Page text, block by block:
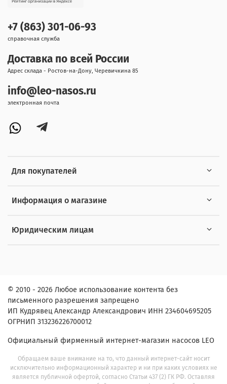
Для покупателей
Информация о магазине
Юридическим лицам
+7 (863) 301-06-93
справочная служба
Доставка по всей России
Адрес склада - Ростов-на-Дону, Черевичкина 85
info@leo-nasos.ru
электронная почта
© 2010 - 2026 Любое использование контента без
письменного разрешения запрещено
ИП Кудрявец Александр Александрович ИНН 234604695205
ОГРНИП 313236226700012
Официальный фирменный интернет-магазин насосов LEO
Обращаем ваше внимание на то, что данный интернет-сайт носит
исключительно информационный характер и ни при каких условиях не
является публичной офертой, согласно Статьи 437 (2) ГК РФ. Оставляя